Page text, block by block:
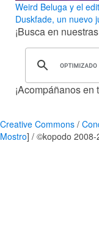
Weird Beluga y el
Duskfade, un nuevo
¡Busca en nuestras
¡Acompáñanos
Creative Commons /
Mostro] / ©kopodo 2008-